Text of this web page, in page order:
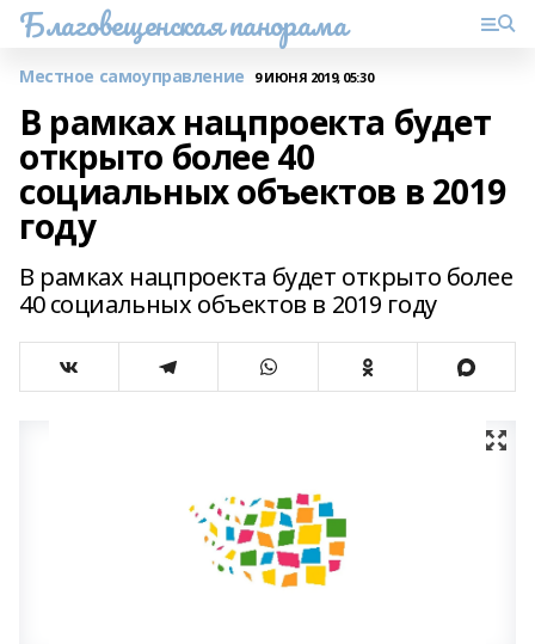
Благовещенская панорама
Местное самоуправление 9 ИЮНЯ 2019, 05:30
В рамках нацпроекта будет
открыто более 40
социальных объектов в 2019
году
В рамках нацпроекта будет открыто более
40 социальных объектов в 2019 году